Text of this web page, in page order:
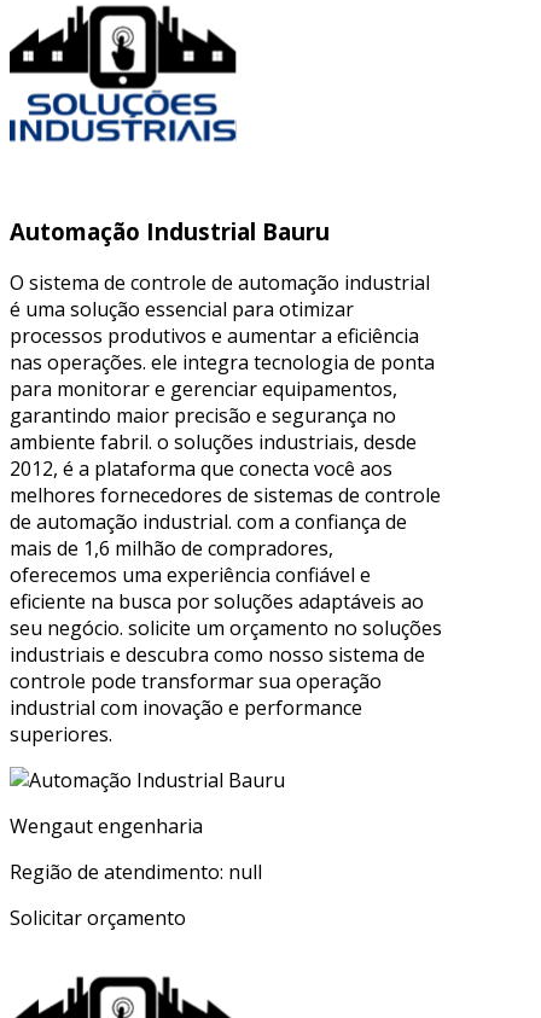
Automação Industrial Bauru
O sistema de controle de automação industrial
é uma solução essencial para otimizar
processos produtivos e aumentar a eficiência
nas operações. ele integra tecnologia de ponta
para monitorar e gerenciar equipamentos,
garantindo maior precisão e segurança no
ambiente fabril. o soluções industriais, desde
2012, é a plataforma que conecta você aos
melhores fornecedores de sistemas de controle
de automação industrial. com a confiança de
mais de 1,6 milhão de compradores,
oferecemos uma experiência confiável e
eficiente na busca por soluções adaptáveis ao
seu negócio. solicite um orçamento no soluções
industriais e descubra como nosso sistema de
controle pode transformar sua operação
industrial com inovação e performance
superiores.
Wengaut engenharia
Região de atendimento: null
Solicitar orçamento